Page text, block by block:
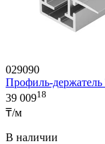
029090
Профиль-
39 00918
₸/м
В наличии